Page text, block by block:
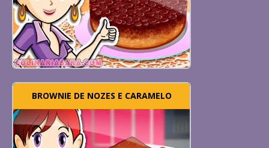
BROWNIE DE NOZES E CARAMELO